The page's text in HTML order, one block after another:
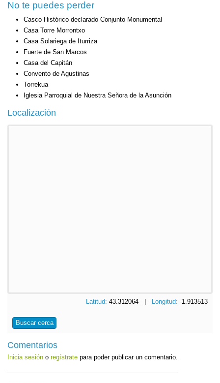
No te puedes perder
Casco Histórico declarado Conjunto Monumental
Casa Torre Morrontxo
Casa Solariega de Iturriza
Fuerte de San Marcos
Casa del Capitán
Convento de Agustinas
Torrekua
Iglesia Parroquial de Nuestra Señora de la Asunción
Localización
Latitud: 43.312064 | Longitud: -1.913513
Buscar cerca
Comentarios
Inicia sesión o regístrate para poder publicar un comentario.